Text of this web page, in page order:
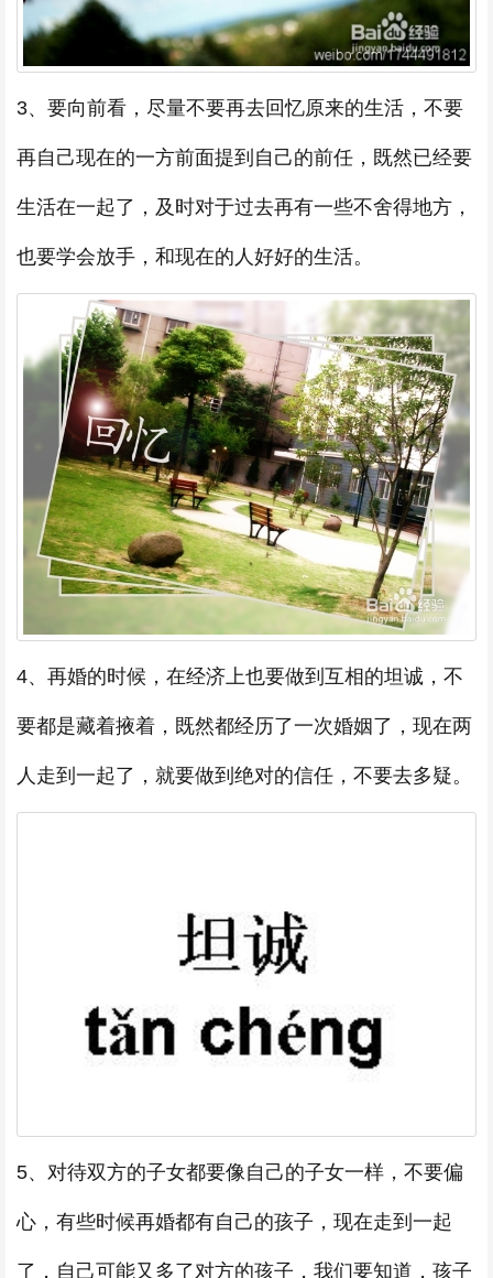
3、要向前看，尽量不要再去回忆原来的生活，不要
再自己现在的一方前面提到自己的前任，既然已经要
生活在一起了，及时对于过去再有一些不舍得地方，
也要学会放手，和现在的人好好的生活。
4、再婚的时候，在经济上也要做到互相的坦诚，不
要都是藏着掖着，既然都经历了一次婚姻了，现在两
人走到一起了，就要做到绝对的信任，不要去多疑。
5、对待双方的子女都要像自己的子女一样，不要偏
心，有些时候再婚都有自己的孩子，现在走到一起
了，自己可能又多了对方的孩子，我们要知道，孩子